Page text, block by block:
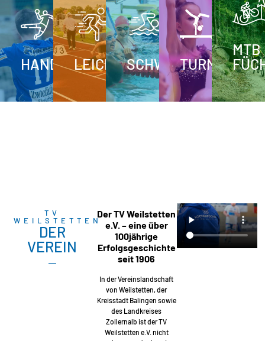
HANDBALLLEICHTATHLETIK
SCHWIMMEN
TURNEN
MTB
TV
WEILSTETTEN
DER
VEREIN
Der TV Weilstetten
e.V. – eine über
100jährige
Erfolgsgeschichte
seit 1906
In der Vereinslandschaft
von Weilstetten, der
Kreisstadt Balingen sowie
des Landkreises
Zollernalb ist der TV
Weilstetten e.V. nicht